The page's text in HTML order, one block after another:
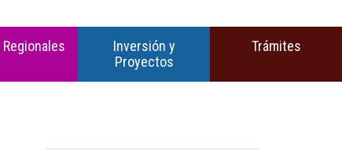
Inversión y
Proyectos
Trámites